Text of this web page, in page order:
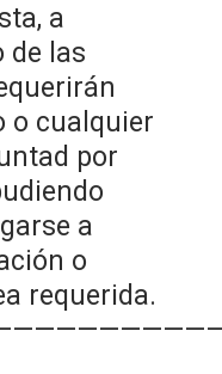
a
de las
o cualquier
por
a
o
requerida.